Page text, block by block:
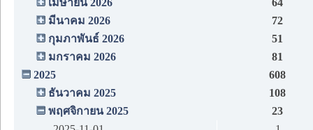
เมษายน 2026
64
มีนาคม 2026
72
กุมภาพันธ์ 2026
51
มกราคม 2026
81
2025
608
ธันวาคม 2025
108
พฤศจิกายน 2025
23